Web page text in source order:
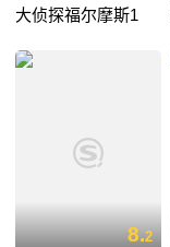
大侦探福尔摩斯1
8.2